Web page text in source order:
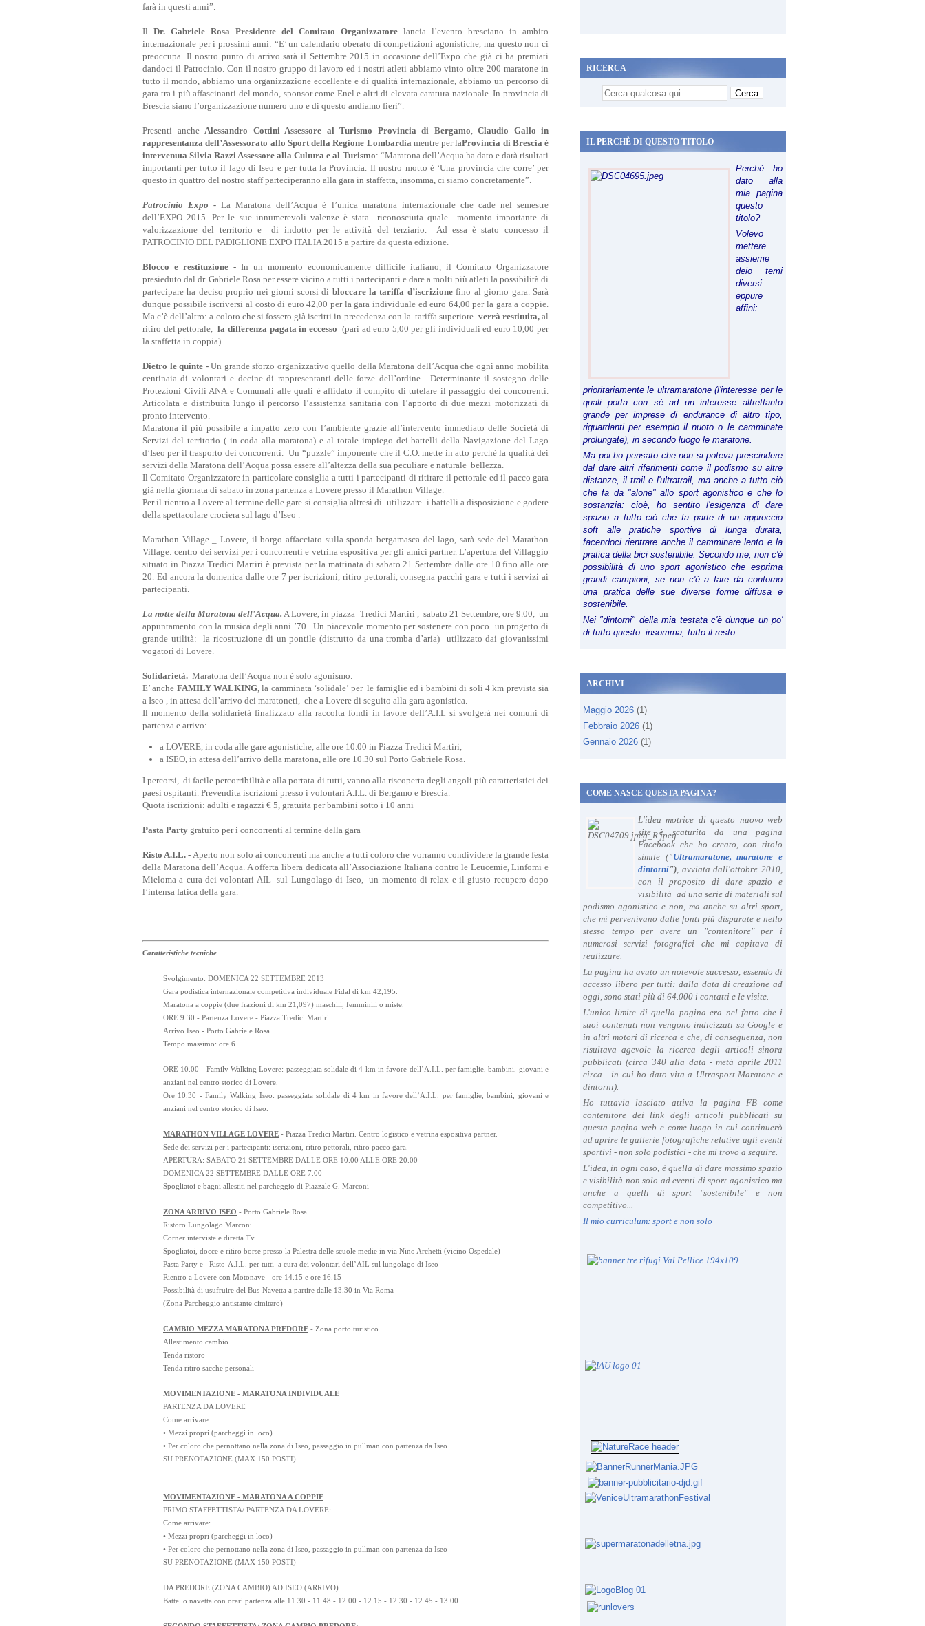
farà in questi anni”.
Il Dr. Gabriele Rosa Presidente del Comitato Organizzatore lancia l’evento bresciano in ambito
internazionale per i prossimi anni: “E’ un calendario oberato di competizioni agonistiche, ma questo non ci
preoccupa. Il nostro punto di arrivo sarà il Settembre 2015 in occasione dell’Expo che già ci ha premiati
dandoci il Patrocinio. Con il nostro gruppo di lavoro ed i nostri atleti abbiamo vinto oltre 200 maratone in
tutto il mondo, abbiamo una organizzazione eccellente e di qualità internazionale, abbiamo un percorso di
gara tra i più affascinanti del mondo, sponsor come Enel e altri di elevata caratura nazionale. In provincia di
Brescia siano l’organizzazione numero uno e di questo andiamo fieri”.
Presenti anche Alessandro Cottini Assessore al Turismo Provincia di Bergamo, Claudio Gallo in
rappresentanza dell’Assessorato allo Sport della Regione Lombardia mentre per laProvincia di Brescia è
intervenuta Silvia Razzi Assessore alla Cultura e al Turismo: “Maratona dell’Acqua ha dato e darà risultati
importanti per tutto il lago di Iseo e per tutta la Provincia. Il nostro motto è ‘Una provincia che corre’ per
questo in quattro del nostro staff parteciperanno alla gara in staffetta, insomma, ci siamo concretamente”.
Patrocinio Expo - La Maratona dell’Acqua è l’unica maratona internazionale che cade nel semestre
dell’EXPO 2015. Per le sue innumerevoli valenze è stata riconosciuta quale momento importante di
valorizzazione del territorio e di indotto per le attività del terziario. Ad essa è stato concesso il
PATROCINIO DEL PADIGLIONE EXPO ITALIA 2015 a partire da questa edizione.
Blocco e restituzione - In un momento economicamente difficile italiano, il Comitato Organizzatore
presieduto dal dr. Gabriele Rosa per essere vicino a tutti i partecipanti e dare a molti più atleti la possibilità di
partecipare ha deciso proprio nei giorni scorsi di bloccare la tariffa d’iscrizionefino al giorno gara. Sarà
dunque possibile iscriversi al costo di euro 42,00 per la gara individuale ed euro 64,00 per la gara a coppie.
Ma c’è dell’altro: a coloro che si fossero già iscritti in precedenza con la tariffa superiore verrà restituita,al
ritiro del pettorale, la differenza pagata in eccesso (pari ad euro 5,00 per gli individuali ed euro 10,00 per
la staffetta in coppia).
Dietro le quinte -Un grande sforzo organizzativo quello della Maratona dell’Acqua che ogni anno mobilita
centinaia di volontari e decine di rappresentanti delle forze dell’ordine. Determinante il sostegno delle
Protezioni Civili ANA e Comunali alle quali è affidato il compito di tutelare il passaggio dei concorrenti.
Articolata e distribuita lungo il percorso l’assistenza sanitaria con l’apporto di due mezzi motorizzati di
pronto intervento.
Maratona il più possibile a impatto zero con l’ambiente grazie all’intervento immediato delle Società di
Servizi del territorio ( in coda alla maratona) e al totale impiego dei battelli della Navigazione del Lago
d’Iseo per il trasporto dei concorrenti. Un “puzzle” imponente che il C.O. mette in atto perchè la qualità dei
servizi della Maratona dell’Acqua possa essere all’altezza della sua peculiare e naturale bellezza.
Il Comitato Organizzatore in particolare consiglia a tutti i partecipanti di ritirare il pettorale ed il pacco gara
già nella giornata di sabato in zona partenza a Lovere presso il Marathon Village.
Per il rientro a Lovere al termine delle gare si consiglia altresì di utilizzare i battelli a disposizione e godere
della spettacolare crociera sul lago d’Iseo .
Marathon Village _ Lovere, il borgo affacciato sulla sponda bergamasca del lago, sarà sede del Marathon
Village: centro dei servizi per i concorrenti e vetrina espositiva per gli amici partner. L’apertura del Villaggio
situato in Piazza Tredici Martiri è prevista per la mattinata di sabato 21 Settembre dalle ore 10 fino alle ore
20. Ed ancora la domenica dalle ore 7 per iscrizioni, ritiro pettorali, consegna pacchi gara e tutti i servizi ai
partecipanti.
La notte della Maratona dell'Acqua. A Lovere, in piazza Tredici Martiri , sabato 21 Settembre, ore 9.00, un
appuntamento con la musica degli anni ’70. Un piacevole momento per sostenere con poco un progetto di
grande utilità: la ricostruzione di un pontile (distrutto da una tromba d’aria) utilizzato dai giovanissimi
vogatori di Lovere.
Solidarietà. Maratona dell’Acqua non è solo agonismo.
E’ anche FAMILY WALKING, la camminata ‘solidale’ per le famiglie ed i bambini di soli 4 km prevista sia
a Iseo , in attesa dell’arrivo dei maratoneti, che a Lovere di seguito alla gara agonistica.
Il momento della solidarietà finalizzato alla raccolta fondi in favore dell’A.I.L si svolgerà nei comuni di
partenza e arrivo:
a LOVERE, in coda alle gare agonistiche, alle ore 10.00 in Piazza Tredici Martiri,
a ISEO, in attesa dell’arrivo della maratona, alle ore 10.30 sul Porto Gabriele Rosa.
I percorsi, di facile percorribilità e alla portata di tutti, vanno alla riscoperta degli angoli più caratteristici dei
paesi ospitanti. Prevendita iscrizioni presso i volontari A.I.L. di Bergamo e Brescia.
Quota iscrizioni: adulti e ragazzi € 5, gratuita per bambini sotto i 10 anni
Pasta Party gratuito per i concorrenti al termine della gara
Risto A.I.L. -Aperto non solo ai concorrenti ma anche a tutti coloro che vorranno condividere la grande festa
della Maratona dell’Acqua. A offerta libera dedicata all’Associazione Italiana contro le Leucemie, Linfomi e
Mieloma a cura dei volontari AIL sul Lungolago di Iseo, un momento di relax e il giusto recupero dopo
l’intensa fatica della gara.
Caratteristiche tecniche
Svolgimento: DOMENICA 22 SETTEMBRE 2013
Gara podistica internazionale competitiva individuale Fidal di km 42,195.
Maratona a coppie (due frazioni di km 21,097) maschili, femminili o miste.
ORE 9.30 - Partenza Lovere - Piazza Tredici Martiri
Arrivo Iseo - Porto Gabriele Rosa
Tempo massimo: ore 6
ORE 10.00 - Family Walking Lovere: passeggiata solidale di 4 km in favore dell’A.I.L. per famiglie, bambini, giovani e
anziani nel centro storico di Lovere.
Ore 10.30 - Family Walking Iseo: passeggiata solidale di 4 km in favore dell’A.I.L. per famiglie, bambini, giovani e
anziani nel centro storico di Iseo.
MARATHON VILLAGE LOVERE - Piazza Tredici Martiri. Centro logistico e vetrina espositiva partner.
Sede dei servizi per i partecipanti: iscrizioni, ritiro pettorali, ritiro pacco gara.
APERTURA: SABATO 21 SETTEMBRE DALLE ORE 10.00 ALLE ORE 20.00
DOMENICA 22 SETTEMBRE DALLE ORE 7.00
Spogliatoi e bagni allestiti nel parcheggio di Piazzale G. Marconi
ZONA ARRIVO ISEO - Porto Gabriele Rosa
Ristoro Lungolago Marconi
Corner interviste e diretta Tv
Spogliatoi, docce e ritiro borse presso la Palestra delle scuole medie in via Nino Archetti (vicino Ospedale)
Pasta Party e Risto-A.I.L. per tutti a cura dei volontari dell’AIL sul lungolago di Iseo
Rientro a Lovere con Motonave - ore 14.15 e ore 16.15 –
Possibilità di usufruire del Bus-Navetta a partire dalle 13.30 in Via Roma
(Zona Parcheggio antistante cimitero)
CAMBIO MEZZA MARATONA PREDORE - Zona porto turistico
Allestimento cambio
Tenda ristoro
Tenda ritiro sacche personali
MOVIMENTAZIONE - MARATONA INDIVIDUALE
PARTENZA DA LOVERE
Come arrivare:
• Mezzi propri (parcheggi in loco)
• Per coloro che pernottano nella zona di Iseo, passaggio in pullman con partenza da Iseo
SU PRENOTAZIONE (MAX 150 POSTI)
MOVIMENTAZIONE - MARATONA A COPPIE
PRIMO STAFFETTISTA/ PARTENZA DA LOVERE:
Come arrivare:
• Mezzi propri (parcheggi in loco)
• Per coloro che pernottano nella zona di Iseo, passaggio in pullman con partenza da Iseo
SU PRENOTAZIONE (MAX 150 POSTI)
DA PREDORE (ZONA CAMBIO) AD ISEO (ARRIVO)
Battello navetta con orari partenza alle 11.30 - 11.48 - 12.00 - 12.15 - 12.30 - 12.45 - 13.00
RICERCA
IL PERCHÈ DI QUESTO TITOLO
Perchè ho
dato alla
mia pagina
questo
titolo?
Volevo
mettere
assieme
deio temi
diversi
eppure
affini:
prioritariamente le ultramaratone (l'interesse per le
quali porta con sè ad un interesse altrettanto
grande per imprese di endurance di altro tipo,
riguardanti per esempio il nuoto o le camminate
prolungate), in secondo luogo le maratone.
Ma poi ho pensato che non si poteva prescindere
dal dare altri riferimenti come il podismo su altre
distanze, il trail e l'ultratrail, ma anche a tutto ciò
che fa da "alone" allo sport agonistico e che lo
sostanzia: cioè, ho sentito l'esigenza di dare
spazio a tutto ciò che fa parte di un approccio
soft alle pratiche sportive di lunga durata,
facendoci rientrare anche il camminare lento e la
pratica della bici sostenibile. Secondo me, non c'è
possibilità di uno sport agonistico che esprima
grandi campioni, se non c'è a fare da contorno
una pratica delle sue diverse forme diffusa e
sostenibile.
Nei "dintorni" della mia testata c'è dunque un po'
di tutto questo: insomma, tutto il resto.
ARCHIVI
Maggio 2026 (1)
Febbraio 2026 (1)
Gennaio 2026 (1)
COME NASCE QUESTA PAGINA?
L'idea motrice di questo nuovo web
site è scaturita da una pagina
Facebook che ho creato, con titolo
simile ("Ultramaratone, maratone e
dintorni"), avviata dall'ottobre 2010,
con il proposito di dare spazio e
visibilità ad una serie di materiali sul
podismo agonistico e non, ma anche su altri sport,
che mi pervenivano dalle fonti più disparate e nello
stesso tempo per avere un "contenitore" per i
numerosi servizi fotografici che mi capitava di
realizzare.
La pagina ha avuto un notevole successo, essendo di
accesso libero per tutti: dalla data di creazione ad
oggi, sono stati più di 64.000 i contatti e le visite.
L'unico limite di quella pagina era nel fatto che i
suoi contenuti non vengono indicizzati su Google e
in altri motori di ricerca e che, di conseguenza, non
risultava agevole la ricerca degli articoli sinora
pubblicati (circa 340 alla data - metà aprile 2011
circa - in cui ho dato vita a Ultrasport Maratone e
dintorni).
Ho tuttavia lasciato attiva la pagina FB come
contenitore dei link degli articoli pubblicati su
questa pagina web e come luogo in cui continuerò
ad aprire le gallerie fotografiche relative agli eventi
sportivi - non solo podistici - che mi trovo a seguire.
L'idea, in ogni caso, è quella di dare massimo spazio
e visibilità non solo ad eventi di sport agonistico ma
anche a quelli di sport "sostenibile" e non
competitivo...
Il mio curriculum: sport e non solo